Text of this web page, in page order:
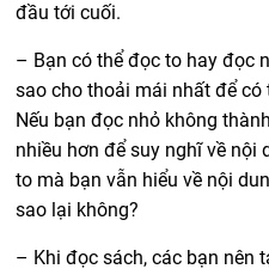
đầu tới cuối.
– Bạn có thể đọc to hay đọc
sao cho thoải mái nhất để
Nếu bạn đọc nhỏ không
nhiều hơn để suy nghĩ về nội
to mà bạn vẫn hiểu về nội
sao lại không?
– Khi đọc sách, các bạn nên